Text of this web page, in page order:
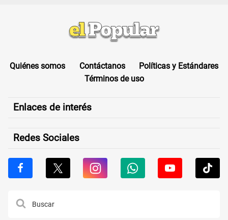
Quiénes somos Contáctanos
Políticas y Estándares
Términos de uso
Enlaces de interés
Redes Sociales